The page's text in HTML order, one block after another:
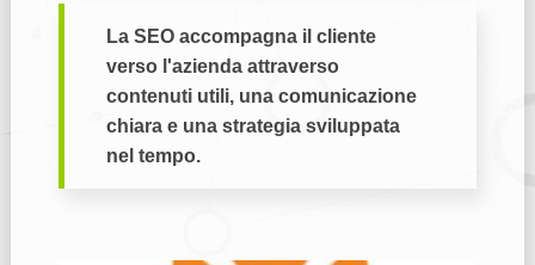
La SEO accompagna il cliente
verso l'azienda attraverso
contenuti utili, una comunicazione
chiara e una strategia sviluppata
nel tempo.